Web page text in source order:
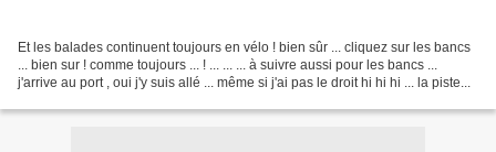
Et les balades continuent toujours en vélo ! bien sûr ... cliquez sur les bancs
... bien sur ! comme toujours ... ! ... ... ... à suivre aussi pour les bancs ...
j'arrive au port , oui j'y suis allé ... même si j'ai pas le droit hi hi hi ... la piste...